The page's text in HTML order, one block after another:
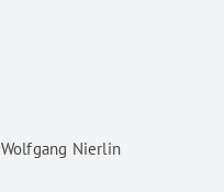
Wolfgang Nierlin